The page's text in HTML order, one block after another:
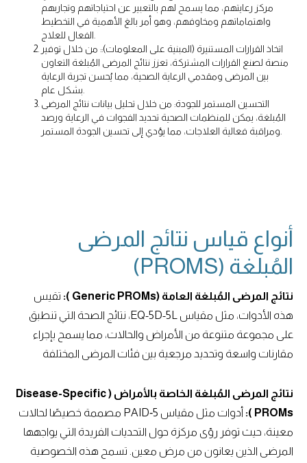
مركز رعايتهم، مما يسمح لهم بالتعبير عن احتياجاتهم وتجاربهم
واهتماماتهم ومخاوفهم، وهو أمر بالغ الأهمية في التخطيط
اتخاذ القرارات المستنيرة (المبنية على المعلومات):: من خلال توفير
منصة لصنع القرارات المشتركة، تعزز نتائج المرضى المُبلغة التعاون
بين المرضى ومقدمي الرعاية الصحية، مما يُحسن تجربة الرعاية
التحسين المستمر للجودة: من خلال تحليل بيانات نتائج المرضى
المُبلغة، يمكن للمنظمات الصحية تحديد الفجوات في الرعاية ورصد
أنواع قياس نتائج المرضى
المُبلغة (PROMS)
نتائج المرضى المُبلغة العامة (Generic PROMs ):
تقيس
هذه الأدوات، مثل مقياس EQ-5D-5L، نتائج الصحة التي تنطبق
على مجموعة متنوعة من الأمراض والحالات، مما يسمح بإجراء
مقارنات واسعة وتحديد مرجعية بين فئات المرضى المختلفة
نتائج المرضى المُبلغة الخاصة بالأمراض ( Disease-Specific
PROMs ):
أدوات مثل مقياس PAID‐5 مصممة خصيصًا لحالات
معينة، حيث توفر رؤى مركزة حول التحديات الفريدة التي يواجهها
المرضى الذين يعانون من مرض معين. تسمح هذه الخصوصية